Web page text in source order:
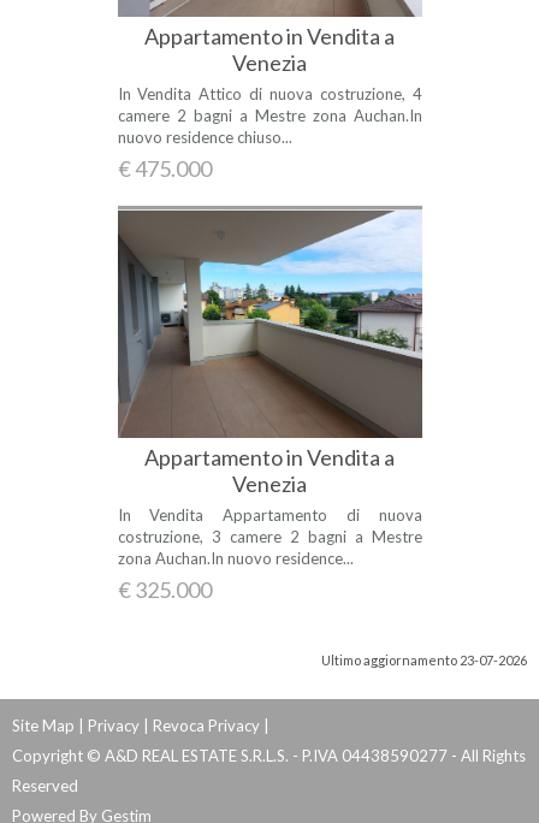
Appartamento in Vendita a
Venezia
In Vendita Attico di nuova costruzione, 4
camere 2 bagni a Mestre zona Auchan.In
nuovo residence chiuso...
€ 475.000
Appartamento in Vendita a
Venezia
In Vendita Appartamento di nuova
costruzione, 3 camere 2 bagni a Mestre
zona Auchan.In nuovo residence...
€ 325.000
Ultimo aggiornamento 23-07-2026
Site Map Privacy Revoca Privacy
Copyright © A&D REAL ESTATE S.R.L.S. - P.IVA 04438590277 - All Rights
Reserved
Powered By Gestim